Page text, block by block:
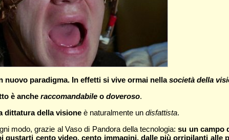
nuovo paradigma. In effetti si vive ormai nellasocietà della
è anche raccomandabileo doveroso.
dittatura della visioneè naturalmente un disfattista.
modo, grazie al Vaso di Pandora della tecnologia:su un campo
gustarti cento video, cento immagini, dalle più orripilanti alle